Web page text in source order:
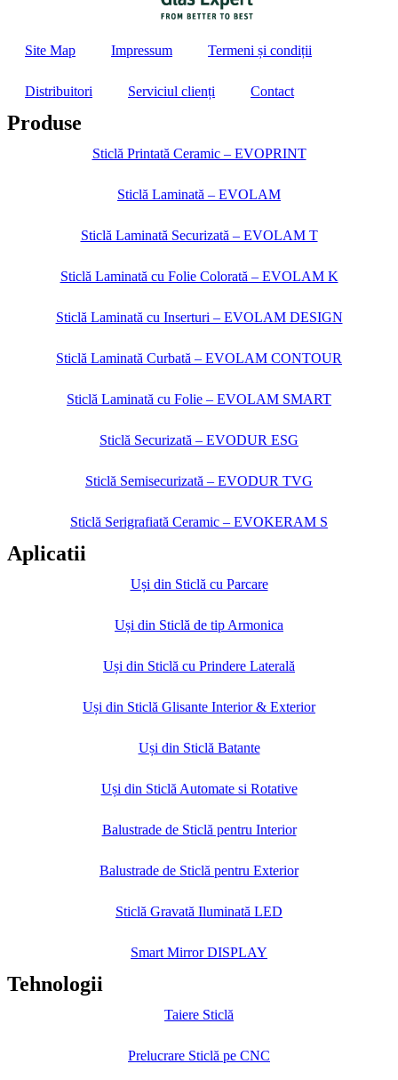
Site Map Impressum Termeni și condiții
Distribuitori Serviciul clienți Contact
Produse
Sticlă Printată Ceramic – EVOPRINT
Sticlă Laminată – EVOLAM
Sticlă Laminată Securizată – EVOLAM T
Sticlă Laminată cu Folie Colorată – EVOLAM K
Sticlă Laminată cu Inserturi – EVOLAM DESIGN
Sticlă Laminată Curbată – EVOLAM CONTOUR
Sticlă Laminată cu Folie – EVOLAM SMART
Sticlă Securizată – EVODUR ESG
Sticlă Semisecurizată – EVODUR TVG
Sticlă Serigrafiată Ceramic – EVOKERAM S
Aplicatii
Uși din Sticlă cu Parcare
Uși din Sticlă de tip Armonica
Uși din Sticlă cu Prindere Laterală
Uși din Sticlă Glisante Interior & Exterior
Uși din Sticlă Batante
Uși din Sticlă Automate si Rotative
Balustrade de Sticlă pentru Interior
Balustrade de Sticlă pentru Exterior
Sticlă Gravată Iluminată LED
Smart Mirror DISPLAY
Tehnologii
Taiere Sticlă
Prelucrare Sticlă pe CNC